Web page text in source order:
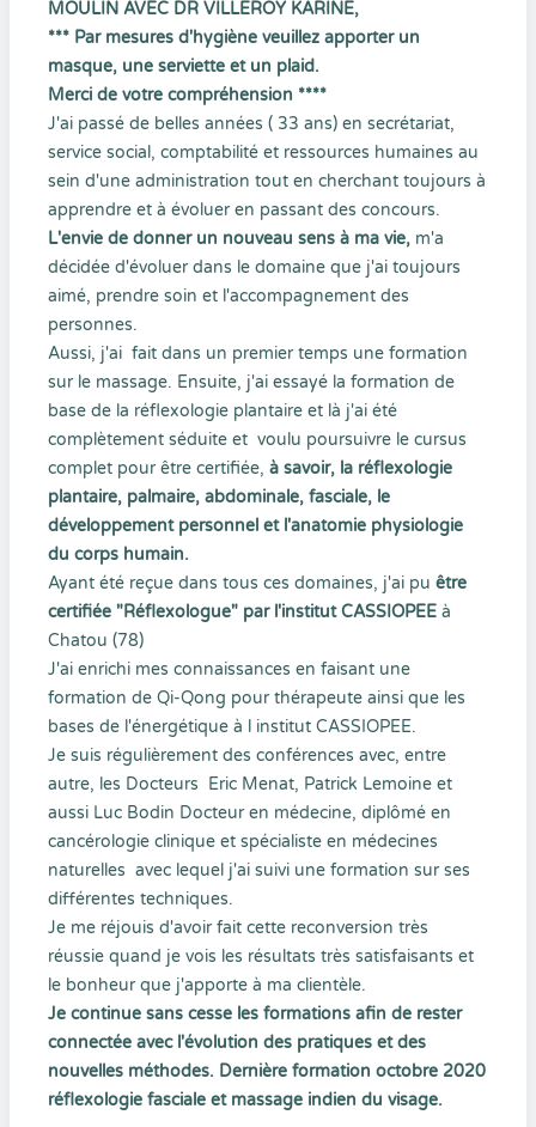
MOULIN AVEC DR VILLEROY KARINE,
*** Par mesures d'hygiène veuillez apporter un
masque, une serviette et un plaid.
Merci de votre compréhension ****
J'ai passé de belles années ( 33 ans) en secrétariat,
service social, comptabilité et ressources humaines au
sein d'une administration tout en cherchant toujours à
apprendre et à évoluer en passant des concours.
L'envie de donner un nouveau sens à ma vie, m'a
décidée d'évoluer dans le domaine que j'ai toujours
aimé, prendre soin et l'accompagnement des
personnes.
Aussi, j'ai fait dans un premier temps une formation
sur le massage. Ensuite, j'ai essayé la formation de
base de la réflexologie plantaire et là j'ai été
complètement séduite et voulu poursuivre le cursus
complet pour être certifiée, à savoir, la réflexologie
plantaire, palmaire, abdominale, fasciale, le
développement personnel et l'anatomie physiologie
du corps humain.
Ayant été reçue dans tous ces domaines, j'ai pu être
certifiée "Réflexologue" par l'institut CASSIOPEE à
Chatou (78)
J'ai enrichi mes connaissances en faisant une
formation de Qi-Qong pour thérapeute ainsi que les
bases de l'énergétique à l institut CASSIOPEE.
Je suis régulièrement des conférences avec, entre
autre, les Docteurs Eric Menat, Patrick Lemoine et
aussi Luc Bodin Docteur en médecine, diplômé en
cancérologie clinique et spécialiste en médecines
naturelles avec lequel j'ai suivi une formation sur ses
différentes techniques.
Je me réjouis d'avoir fait cette reconversion très
réussie quand je vois les résultats très satisfaisants et
le bonheur que j'apporte à ma clientèle.
Je continue sans cesse les formations afin de rester
connectée avec l'évolution des pratiques et des
nouvelles méthodes. Dernière formation octobre 2020
réflexologie fasciale et massage indien du visage.